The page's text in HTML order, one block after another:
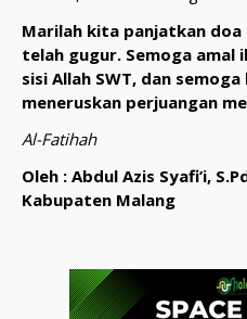
Marilah kita panjatkan
telah gugur. Semoga
sisi Allah SWT, dan
meneruskan perjuangan
Al-Fatihah
Oleh : Abdul Azis Syafi’i,
Kabupaten Malang